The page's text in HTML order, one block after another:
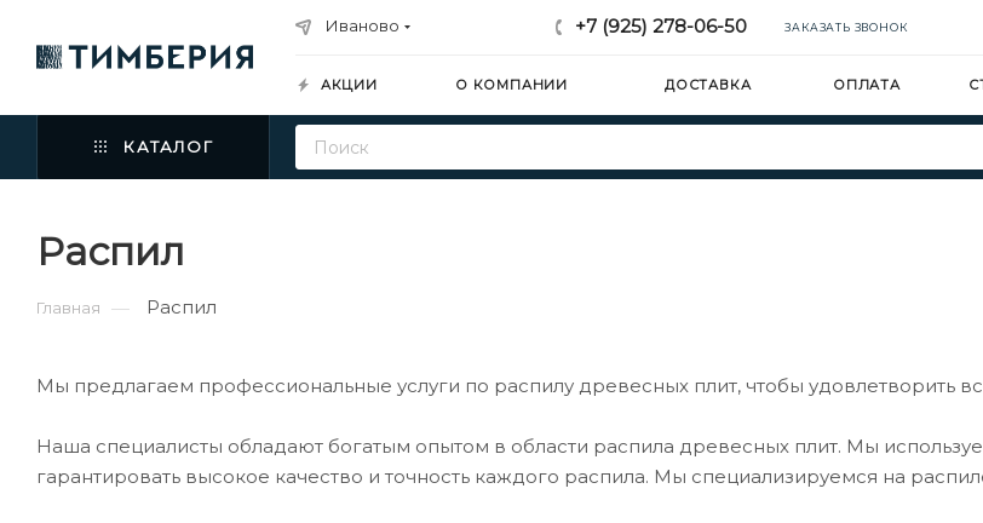
Иваново +7 (925) 278-06-50 ЗАКАЗАТЬ ЗВОНОК
АКЦИИ О КОМПАНИИ ДОСТАВКА ОПЛАТА
КАТАЛОГ
Распил
Главная — Распил
Мы предлагаем профессиональные услуги по распилу древесных плит, чтобы удовлетворить
Наша специалисты обладают богатым опытом в области распила древесных плит. Мы
гарантировать высокое качество и точность каждого распила. Мы специализируемся на